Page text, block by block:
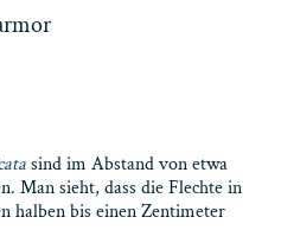
sind im Abstand von etwa
Man sieht, dass die Flechte in
halben bis einen Zentimeter